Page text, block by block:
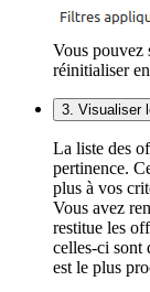
Vous pouvez
réinitialiser
3. Visualiser
La liste des
pertinence.
plus à vos
Vous avez
restitue les
celles-ci sont
est le plus